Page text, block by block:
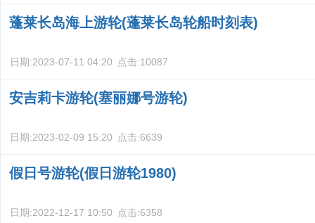
蓬莱长岛海上游轮(蓬莱长岛轮船时刻表)
日期:2023-07-11 04:20 点击:10087
安吉莉卡游轮(塞丽娜号游轮)
日期:2023-02-09 15:20 点击:6639
假日号游轮(假日游轮1980)
日期:2022-12-17 10:50 点击:6358